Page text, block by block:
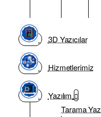
3D Yazıcılar
Hizmetlerimiz
Yazılım
Tarama